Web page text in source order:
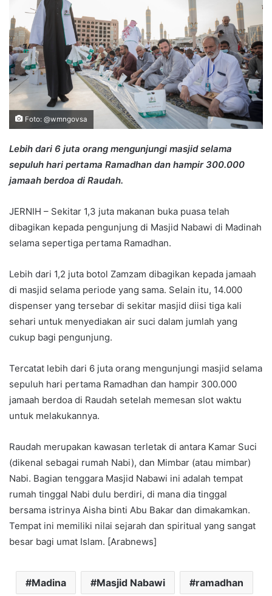
Foto: @wmngovsa
Lebih dari 6 juta orang mengunjungi masjid selama
sepuluh hari pertama Ramadhan dan hampir 300.000
jamaah berdoa di Raudah.
JERNIH – Sekitar 1,3 juta makanan buka puasa telah
dibagikan kepada pengunjung di Masjid Nabawi di Madinah
selama sepertiga pertama Ramadhan.
Lebih dari 1,2 juta botol Zamzam dibagikan kepada jamaah
di masjid selama periode yang sama. Selain itu, 14.000
dispenser yang tersebar di sekitar masjid diisi tiga kali
sehari untuk menyediakan air suci dalam jumlah yang
cukup bagi pengunjung.
Tercatat lebih dari 6 juta orang mengunjungi masjid selama
sepuluh hari pertama Ramadhan dan hampir 300.000
jamaah berdoa di Raudah setelah memesan slot waktu
untuk melakukannya.
Raudah merupakan kawasan terletak di antara Kamar Suci
(dikenal sebagai rumah Nabi), dan Mimbar (atau mimbar)
Nabi. Bagian tenggara Masjid Nabawi ini adalah tempat
rumah tinggal Nabi dulu berdiri, di mana dia tinggal
bersama istrinya Aisha binti Abu Bakar dan dimakamkan.
Tempat ini memiliki nilai sejarah dan spiritual yang sangat
besar bagi umat Islam. [Arabnews]
Madina Masjid Nabawi ramadhan